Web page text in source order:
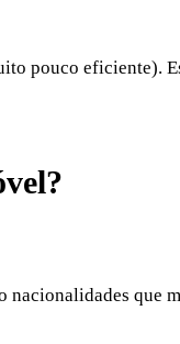
pouco eficiente).
que